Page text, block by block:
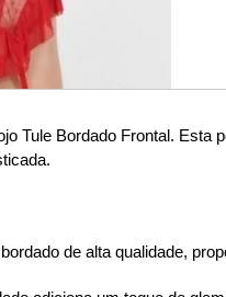
Tule Bordado Frontal.
de alta qualidade,